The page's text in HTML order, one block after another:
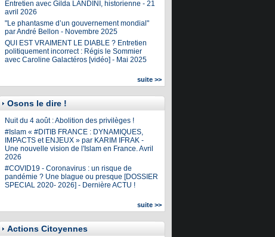
Entretien avec Gilda LANDINI, historienne - 21
avril 2026
"Le phantasme d’un gouvernement mondial"
par André Bellon - Novembre 2025
QUI EST VRAIMENT LE DIABLE ? Entretien
politiquement incorrect : Régis le Sommier
avec Caroline Galactéros [vidéo] - Mai 2025
suite >>
Osons le dire !
Nuit du 4 août : Abolition des privilèges !
#Islam « #DITIB FRANCE : DYNAMIQUES,
IMPACTS et ENJEUX » par KARIM IFRAK -
Une nouvelle vision de l'Islam en France. Avril
2026
#COVID19 - Coronavirus : un risque de
pandémie ? Une blague ou presque [DOSSIER
SPECIAL 2020- 2026] - Dernière ACTU !
suite >>
Actions Citoyennes